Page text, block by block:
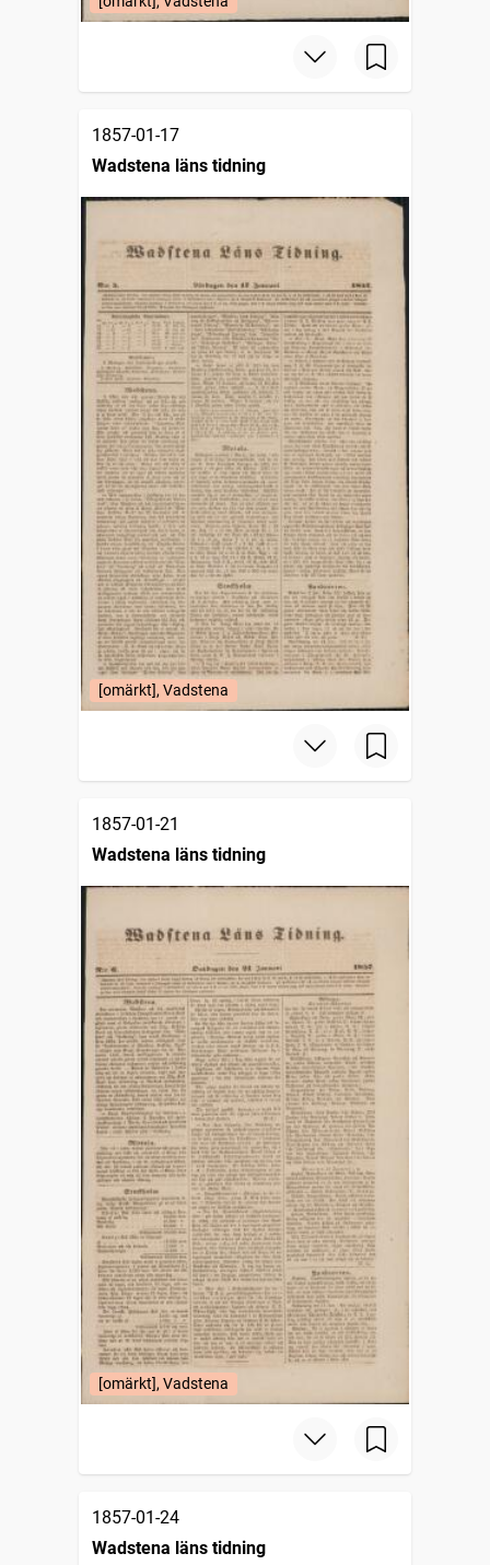
1857-01-17
Wadstena läns tidning
[omärkt], Vadstena
1857-01-21
Wadstena läns tidning
[omärkt], Vadstena
1857-01-24
Wadstena läns tidning